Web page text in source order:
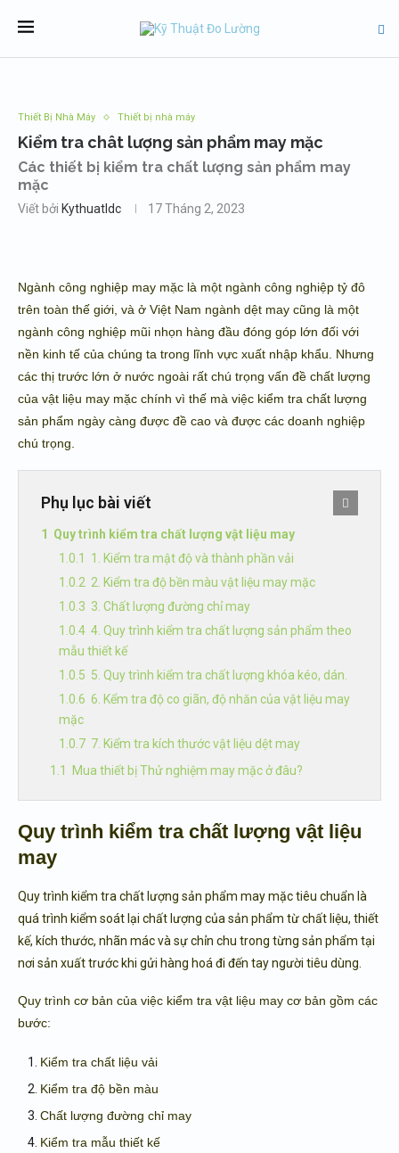
Thiết Bị Nhà Máy Thiết bị nhà máy
Kiểm tra chât lượng sản phẩm may mặc
Các thiết bị kiểm tra chất lượng sản phẩm may
mặc
Viết bởi Kythuatldc 17 Tháng 2, 2023
Ngành công nghiệp may mặc là một ngành công nghiệp tỷ đô
trên toàn thế giới, và ở Việt Nam ngành dệt may cũng là một
ngành công nghiệp mũi nhọn hàng đầu đóng góp lớn đối với
nền kinh tế của chúng ta trong lĩnh vực xuất nhập khẩu. Nhưng
các thị trước lớn ở nước ngoài rất chú trọng vấn đề chất lượng
của vật liệu may mặc chính vì thế mà việc kiểm tra chất lượng
sản phẩm ngày càng được đề cao và được các doanh nghiệp
chú trọng.
Phụ lục bài viết
Quy trình kiểm tra chất lượng vật liệu may
1. Kiểm tra mật độ và thành phần vải
2. Kiểm tra độ bền màu vật liệu may mặc
3. Chất lượng đường chỉ may
4. Quy trình kiểm tra chất lượng sản phẩm theo
mẫu thiết kế
5. Quy trình kiểm tra chất lượng khóa kéo, dán.
6. Kểm tra độ co giãn, độ nhăn của vật liệu may
mặc
7. Kiểm tra kích thước vật liệu dệt may
Mua thiết bị Thử nghiệm may mặc ở đâu?
Quy trình kiểm tra chất lượng vật liệu
may
Quy trình kiểm tra chất lượng sản phẩm may mặc tiêu chuẩn là
quá trình kiểm soát lại chất lượng của sản phẩm từ chất liệu, thiết
kế, kích thước, nhãn mác và sự chỉn chu trong từng sản phẩm tại
nơi sản xuất trước khi gửi hàng hoá đi đến tay người tiêu dùng.
Quy trình cơ bản của việc kiểm tra vật liệu may cơ bản gồm các
bước:
Kiểm tra chất liệu vải
Kiểm tra độ bền màu
Chất lượng đường chỉ may
Kiểm tra mẫu thiết kế